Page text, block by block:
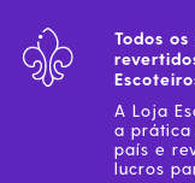
Todos
A Loja
a prática
país e
lucros